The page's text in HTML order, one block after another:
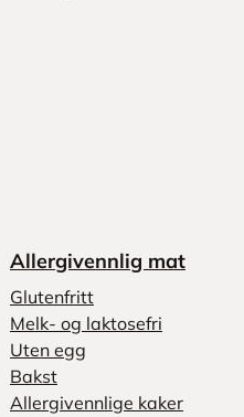
Allergivennlig mat
Glutenfritt
Melk- og laktosefri
Uten egg
Bakst
Allergivennlige kaker